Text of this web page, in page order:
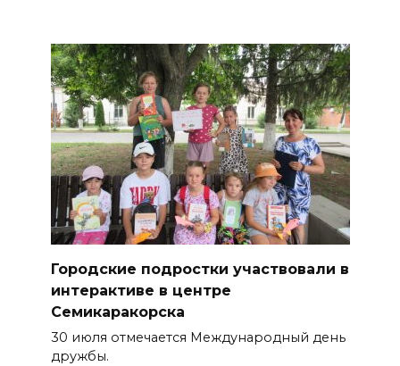
Городские подростки участвовали в
интерактиве в центре
Семикаракорска
30 июля отмечается Международный день
дружбы.